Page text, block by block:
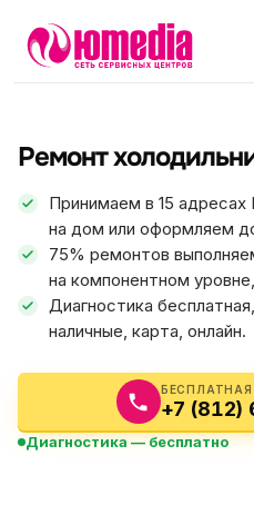
Ремонт
Принимаем в 15
на дом или оформляем
75% ремонтов
на компонентном
Диагностика
наличные, карта, онлайн.
+7
Диагностика — бесплатно
ФИКС ЦЕНА
АВТОРИЗОВАННЫЙ СЕРВИС